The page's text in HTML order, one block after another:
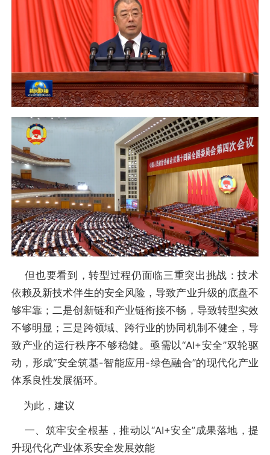
但也要看到，转型过程仍面临三重突出挑战：技术
依赖及新技术伴生的安全风险，导致产业升级的底盘不
够牢靠；二是创新链和产业链衔接不畅，导致转型实效
不够明显；三是跨领域、跨行业的协同机制不健全，导
致产业的运行秩序不够稳健。亟需以“AI+安全”双轮驱
动，形成“安全筑基-智能应用-绿色融合”的现代化产业
体系良性发展循环。
为此，建议
一、筑牢安全根基，推动以“AI+安全”成果落地，提
升现代化产业体系安全发展效能